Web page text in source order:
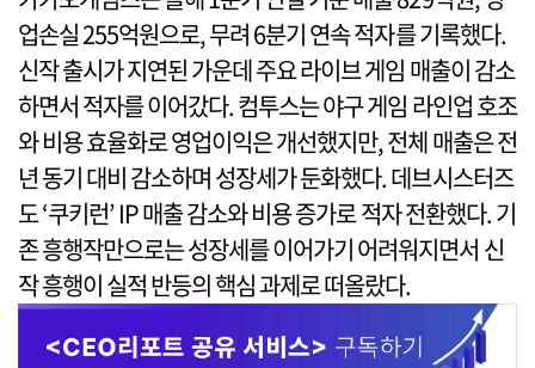
업손실 255억원으로, 무려 6분기 연속 적자를 기록했다.
신작 출시가 지연된 가운데 주요 라이브 게임 매출이 감소
하면서 적자를 이어갔다. 컴투스는 야구 게임 라인업 호조
와 비용 효율화로 영업이익은 개선했지만, 전체 매출은 전
년 동기 대비 감소하며 성장세가 둔화했다. 데브시스터즈
도 ‘쿠키런’ IP 매출 감소와 비용 증가로 적자 전환했다. 기
존 흥행작만으로는 성장세를 이어가기 어려워지면서 신
작 흥행이 실적 반등의 핵심 과제로 떠올랐다.